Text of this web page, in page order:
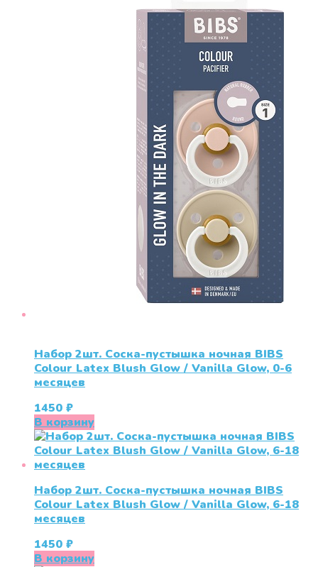
Набор 2шт. Соска-пустышка ночная BIBS
Colour Latex Blush Glow / Vanilla Glow, 0-6
месяцев
1450 ₽
В корзину
Набор 2шт. Соска-пустышка ночная BIBS
Colour Latex Blush Glow / Vanilla Glow, 6-18
месяцев
1450 ₽
В корзину